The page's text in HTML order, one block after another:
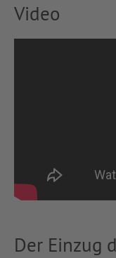
Video
Der Einzug